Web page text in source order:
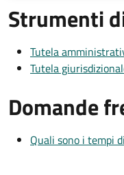
Strumenti
Tutela
Tutela
Domande
Quali sono i tempi